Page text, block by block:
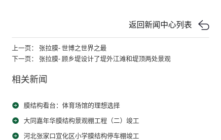
返回新闻中心列表
上一页： 张拉膜- 世博之世界之最
下一页： 张拉膜- 顾乡堤设计了堤外江滩和堤顶两处景观
相关新闻
膜结构看台：体育场馆的理想选择
大同嘉年华膜结构景观棚工程（二）竣工
河北张家口宣化区小学膜结构停车棚竣工